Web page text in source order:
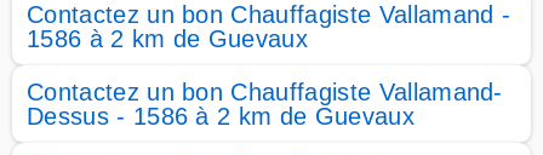
Contactez un bon Chauffagiste Vallamand -
1586 à 2 km de Guevaux
Contactez un bon Chauffagiste Vallamand-
Dessus - 1586 à 2 km de Guevaux